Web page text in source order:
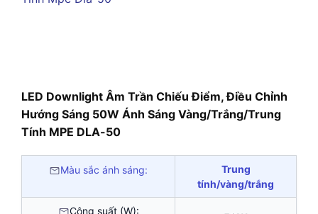
LED Downlight Âm Trần Chiếu Điểm, Điều Chỉnh
Hướng Sáng 50W Ánh Sáng Vàng/Trắng/Trung
Tính MPE DLA-50
Màu sắc ánh sáng:
Trung
tính/vàng/trắng
Công suất (W):